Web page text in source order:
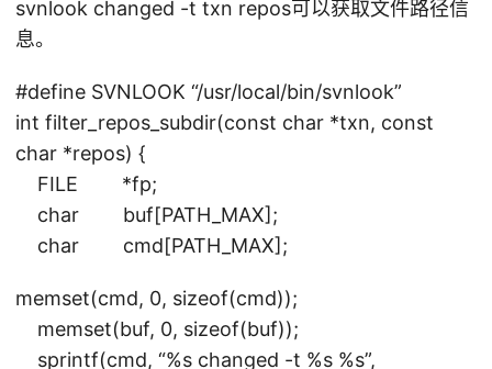
svnlook changed -t txn repos可以获取文件路径信
息。
#define SVNLOOK “/usr/local/bin/svnlook”
int filter_repos_subdir(const char *txn, const
char *repos) {
FILE *fp;
char buf[PATH_MAX];
char cmd[PATH_MAX];
memset(cmd, 0, sizeof(cmd));
memset(buf, 0, sizeof(buf));
sprintf(cmd, “%s changed -t %s %s”,